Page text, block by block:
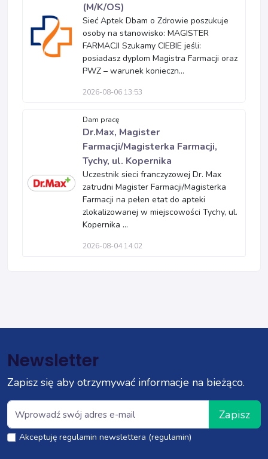
(M/K/OS)
Sieć Aptek Dbam o Zdrowie poszukuje
osoby na stanowisko: MAGISTER
FARMACJI Szukamy CIEBIE jeśli:
posiadasz dyplom Magistra Farmacji oraz
PWZ – warunek konieczn...
2026-08-06 13:53
Dam pracę
Dr.Max, Magister
Farmacji/Magisterka Farmacji,
Tychy, ul. Kopernika
Uczestnik sieci franczyzowej Dr. Max
zatrudni Magister Farmacji/Magisterka
Farmacji na pełen etat do apteki
zlokalizowanej w miejscowości Tychy, ul.
Kopernika ...
2026-08-04 14:02
Newsletter
Zapisz się aby otrzymywać informacje na bieżąco.
Zapisz
Akceptuję regulamin newslettera (regulamin)